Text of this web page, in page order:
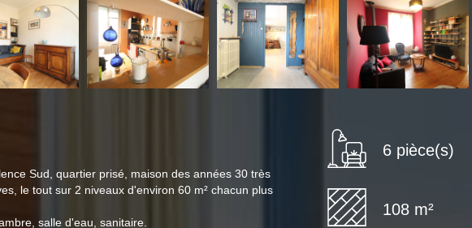
Sud, quartier prisé, maison des années 30 très
le tout sur 2 niveaux d'environ 60 m² chacun plus
salle d'eau, sanitaire.
6 pièce(s)
108 m²